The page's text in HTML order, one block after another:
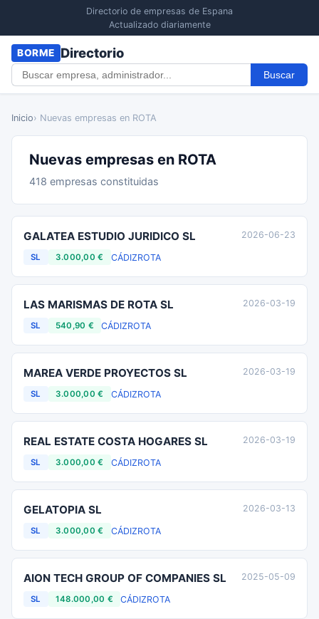
Directorio de empresas de Espana
Actualizado diariamente
BORME Directorio
Buscar
Inicio› Nuevas empresas en ROTA
Nuevas empresas en ROTA
418 empresas constituidas
GALATEA ESTUDIO JURIDICO SL
SL 3.000,00 € CÁDIZROTA
2026-06-23
LAS MARISMAS DE ROTA SL
SL 540,90 € CÁDIZROTA
2026-03-19
MAREA VERDE PROYECTOS SL
SL 3.000,00 € CÁDIZROTA
2026-03-19
REAL ESTATE COSTA HOGARES SL
SL 3.000,00 € CÁDIZROTA
2026-03-19
GELATOPIA SL
SL 3.000,00 € CÁDIZROTA
2026-03-13
AION TECH GROUP OF COMPANIES SL
SL 148.000,00 € CÁDIZROTA
2025-05-09